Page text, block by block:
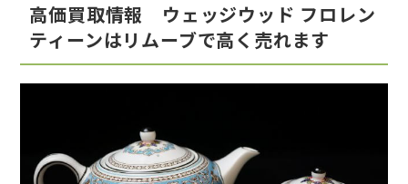
高価買取情報 ウェッジウッド フロレン
ティーンはリムーブで高く売れます